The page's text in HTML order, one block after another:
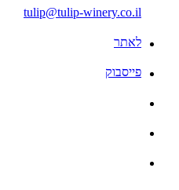
tulip@tulip-winery.co.il
לאתר
פייסבוק